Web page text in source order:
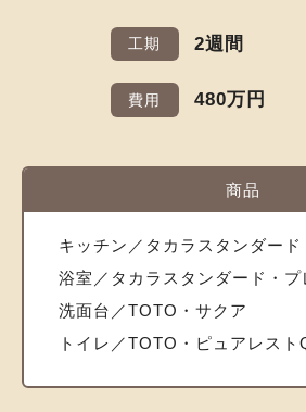
工期 2週間
費用 480万円
商品
キッチン／タカラスタンダード
浴室／タカラスタンダード・
洗面台／TOTO・サクア
トイレ／TOTO・ピュアレスト